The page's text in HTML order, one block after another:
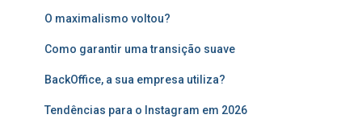
O maximalismo voltou?
Como garantir uma transição suave
BackOffice, a sua empresa utiliza?
Tendências para o Instagram em 2026